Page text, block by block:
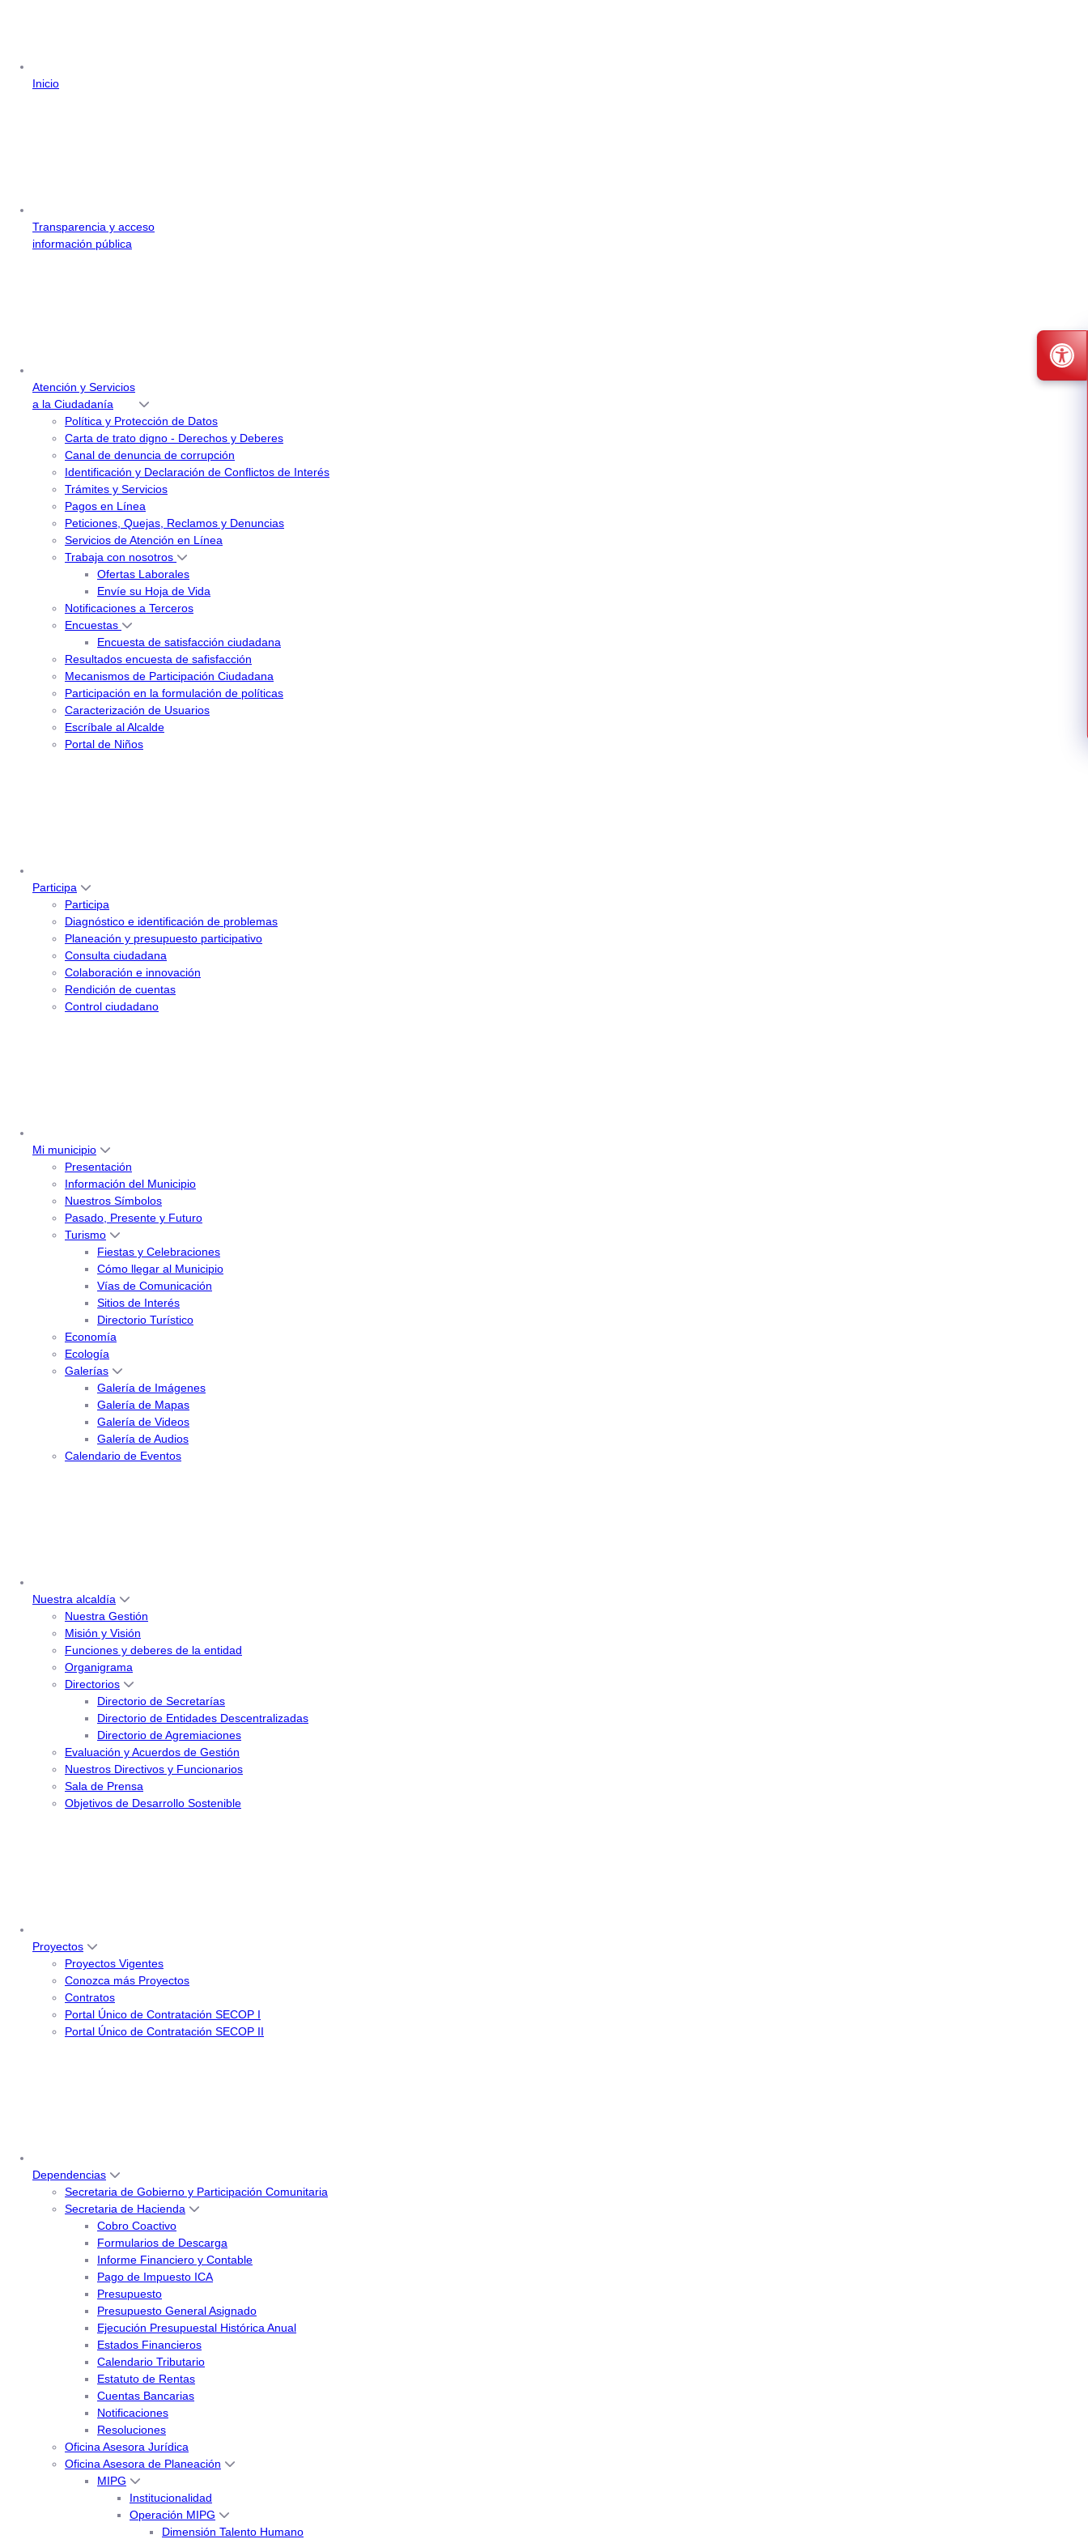
Inicio
Transparencia y acceso
información pública
Atención y Servicios
a la Ciudadanía
Política y Protección de Datos
Carta de trato digno - Derechos y Deberes
Canal de denuncia de corrupción
Identificación y Declaración de Conflictos de Interés
Trámites y Servicios
Pagos en Línea
Peticiones, Quejas, Reclamos y Denuncias
Servicios de Atención en Línea
Trabaja con nosotros
Ofertas Laborales
Envíe su Hoja de Vida
Notificaciones a Terceros
Encuestas
Encuesta de satisfacción ciudadana
Resultados encuesta de safisfacción
Mecanismos de Participación Ciudadana
Participación en la formulación de políticas
Caracterización de Usuarios
Escríbale al Alcalde
Portal de Niños
Participa
Participa
Diagnóstico e identificación de problemas
Planeación y presupuesto participativo
Consulta ciudadana
Colaboración e innovación
Rendición de cuentas
Control ciudadano
Mi municipio
Presentación
Información del Municipio
Nuestros Símbolos
Pasado, Presente y Futuro
Turismo
Fiestas y Celebraciones
Cómo llegar al Municipio
Vías de Comunicación
Sitios de Interés
Directorio Turístico
Economía
Ecología
Galerías
Galería de Imágenes
Galería de Mapas
Galería de Videos
Galería de Audios
Calendario de Eventos
Nuestra alcaldía
Nuestra Gestión
Misión y Visión
Funciones y deberes de la entidad
Organigrama
Directorios
Directorio de Secretarías
Directorio de Entidades Descentralizadas
Directorio de Agremiaciones
Evaluación y Acuerdos de Gestión
Nuestros Directivos y Funcionarios
Sala de Prensa
Objetivos de Desarrollo Sostenible
Proyectos
Proyectos Vigentes
Conozca más Proyectos
Contratos
Portal Único de Contratación SECOP I
Portal Único de Contratación SECOP II
Dependencias
Secretaria de Gobierno y Participación Comunitaria
Secretaria de Hacienda
Cobro Coactivo
Formularios de Descarga
Informe Financiero y Contable
Pago de Impuesto ICA
Presupuesto
Presupuesto General Asignado
Ejecución Presupuestal Histórica Anual
Estados Financieros
Calendario Tributario
Estatuto de Rentas
Cuentas Bancarias
Notificaciones
Resoluciones
Oficina Asesora Jurídica
Oficina Asesora de Planeación
MIPG
Institucionalidad
Operación MIPG
Dimensión Talento Humano